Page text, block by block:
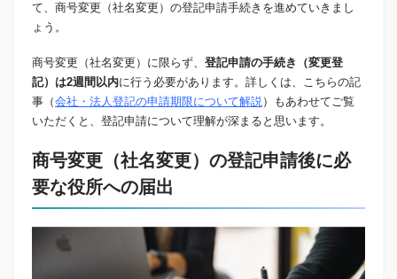
て、商号変更（社名変更）の登記申請手続きを進めていきまし
ょう。
商号変更（社名変更）に限らず、 登記申請の手続き（変更登
記）は2週間以内に行う必要があります。詳しくは、こちらの記
事（会社・法人登記の申請期限について解説）もあわせてご覧
いただくと、登記申請について理解が深まると思います。
商号変更（社名変更）の登記申請後に必
要な役所への届出